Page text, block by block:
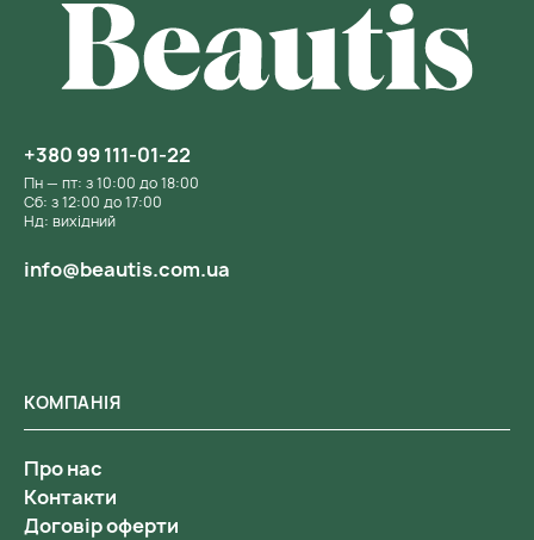
КОМПАНІЯ
Про нас
Контакти
Договір оферти
+380 99 111-01-22
Пн — пт: з 10:00 до 18:00
Сб: з 12:00 до 17:00
Нд: вихідний
info@beautis.com.ua